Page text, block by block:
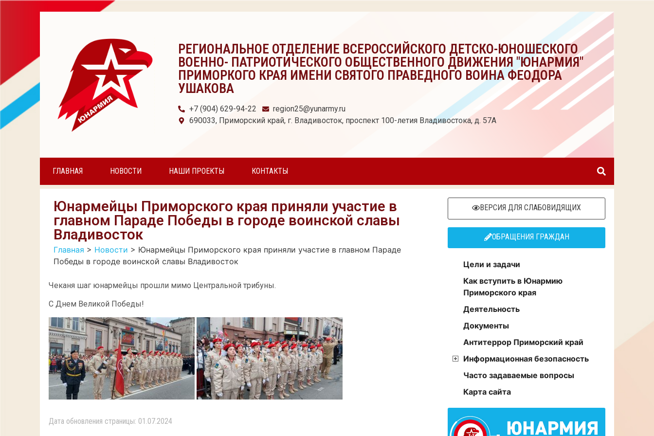
РЕГИОНАЛЬНОЕ ОТДЕЛЕНИЕ ВСЕРОССИЙСКОГО ДЕТСКО-ЮНОШЕСКОГО
ВОЕННО- ПАТРИОТИЧЕСКОГО ОБЩЕСТВЕННОГО ДВИЖЕНИЯ "ЮНАРМИЯ"
ПРИМОРКОГО КРАЯ ИМЕНИ СВЯТОГО ПРАВЕДНОГО ВОИНА ФЕОДОРА
УШАКОВА
+7 (904) 629-94-22
region25@yunarmy.ru
690033, Приморский край, г. Владивосток, проспект 100-летия Владивостока, д. 57А
ГЛАВНАЯ НОВОСТИ НАШИ ПРОЕКТЫ КОНТАКТЫ
Юнармейцы Приморского края приняли участие в
главном Параде Победы в городе воинской славы
Владивосток
Главная > Новости > Юнармейцы Приморского края приняли участие в главном Параде
Победы в городе воинской славы Владивосток
Чеканя шаг юнармейцы прошли мимо Центральной трибуны.
С Днем Великой Победы!
Дата обновления страницы: 01.07.2024
ВЕРСИЯ ДЛЯ СЛАБОВИДЯЩИХ
ОБРАЩЕНИЯ ГРАЖДАН
Цели и задачи
Как вступить в Юнармию
Приморского края
Деятельность
Документы
Антитеррор Приморский край
Информационная безопасность
Часто задаваемые вопросы
Карта сайта